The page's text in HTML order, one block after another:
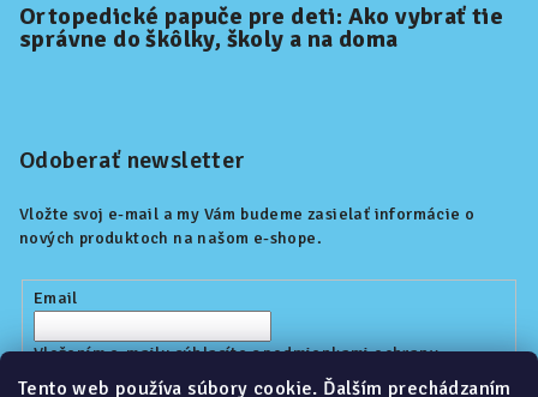
Tento web používa súbory cookie. Ďalším prechádzaním
Ortopedické papuče pre deti: Ako vybrať tie
správne do škôlky, školy a na doma
Odoberať newsletter
Vložte svoj e-mail a my Vám budeme zasielať informácie o
nových produktoch na našom e-shope.
Email
Vložením e-mailu súhlasíte spodmienkami ochrany
osobných údajov